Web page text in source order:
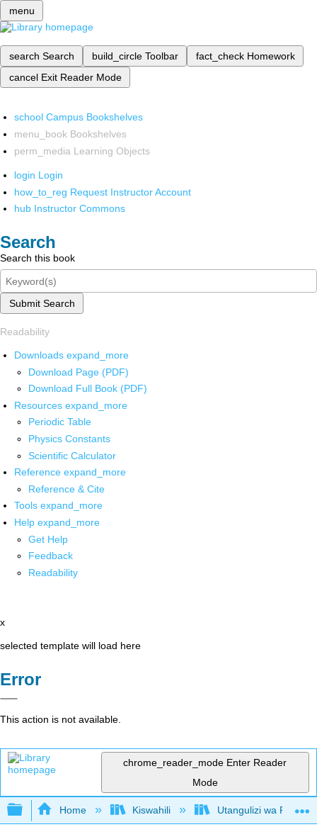
menu
search Search build_circle Toolbar fact_check Homework
cancel Exit Reader Mode
school Campus Bookshelves
menu_book Bookshelves
perm_media Learning Objects
login Login
how_to_reg Request Instructor Account
hub Instructor Commons
Search
Search this book
Submit Search
Readability
Downloads expand_more
Download Page (PDF)
Download Full Book (PDF)
Resources expand_more
Periodic Table
Physics Constants
Scientific Calculator
Reference expand_more
Reference & Cite
Tools expand_more
Help expand_more
Get Help
Feedback
Readability
x
selected template will load here
Error
This action is not available.
chrome_reader_mode Enter Reader
Mode
Expand/collapse global hierarchy
Home Kiswahili Utangulizi wa